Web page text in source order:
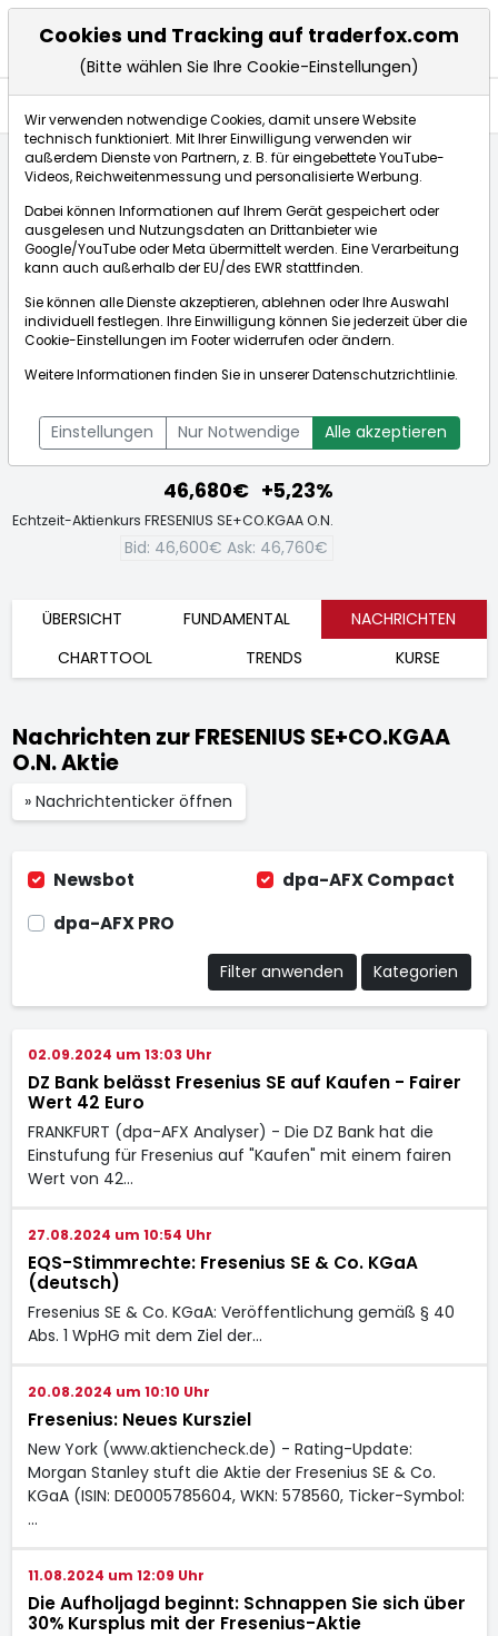
Nachrichten
Börse:
FRESENIUS SE+CO.KGAA O.N.
[WKN: 578560 | ISIN: DE0005785604]
Aktienkurse
46,680€ +5,23%
Echtzeit-Aktienkurs FRESENIUS SE+CO.KGAA O.N.
Bid: 46,600€ Ask: 46,760€
ÜBERSICHT FUNDAMENTAL
NACHRICHTEN
CHARTTOOL
TRENDS KURSE
Nachrichten zur FRESENIUS SE+CO.KGAA
O.N. Aktie
» Nachrichtenticker öffnen
Newsbot
dpa-AFX Compact
dpa-AFX PRO
Filter anwenden Kategorien
02.09.2024 um 13:03 Uhr
DZ Bank belässt Fresenius SE auf Kaufen - Fairer
Wert 42 Euro
FRANKFURT (dpa-AFX Analyser) - Die DZ Bank hat die
Einstufung für Fresenius auf "Kaufen" mit einem fairen
Wert von 42…
27.08.2024 um 10:54 Uhr
EQS-Stimmrechte: Fresenius SE & Co. KGaA
(deutsch)
Fresenius SE & Co. KGaA: Veröffentlichung gemäß § 40
Abs. 1 WpHG mit dem Ziel der…
20.08.2024 um 10:10 Uhr
Fresenius: Neues Kursziel
New York (www.aktiencheck.de) - Rating-Update:
Morgan Stanley stuft die Aktie der Fresenius SE & Co.
KGaA (ISIN: DE0005785604, WKN: 578560, Ticker-Symbol:
…
11.08.2024 um 12:09 Uhr
Die Aufholjagd beginnt: Schnappen Sie sich über
30% Kursplus mit der Fresenius-Aktie
Cookies und Tracking auf traderfox.com
(Bitte wählen Sie Ihre Cookie-Einstellungen)
Wir verwenden notwendige Cookies, damit unsere Website
technisch funktioniert. Mit Ihrer Einwilligung verwenden wir
außerdem Dienste von Partnern, z. B. für eingebettete YouTube-
Videos, Reichweitenmessung und personalisierte Werbung.
Dabei können Informationen auf Ihrem Gerät gespeichert oder
ausgelesen und Nutzungsdaten an Drittanbieter wie
Google/YouTube oder Meta übermittelt werden. Eine Verarbeitung
kann auch außerhalb der EU/des EWR stattfinden.
Sie können alle Dienste akzeptieren, ablehnen oder Ihre Auswahl
individuell festlegen. Ihre Einwilligung können Sie jederzeit über die
Cookie-Einstellungen im Footer widerrufen oder ändern.
Weitere Informationen finden Sie in unsererDatenschutzrichtlinie.
Einstellungen Nur Notwendige Alle akzeptieren